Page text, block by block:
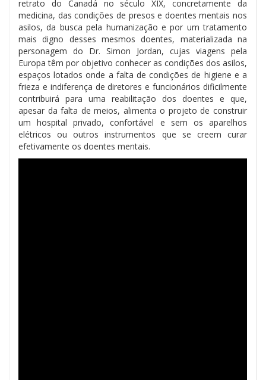
retrato do Canadá no século XIX, concretamente da
medicina, das condições de presos e doentes mentais nos
asilos, da busca pela humanização e por um tratamento
mais digno desses mesmos doentes, materializada na
personagem do Dr. Simon Jordan, cujas viagens pela
Europa têm por objetivo conhecer as condições dos asilos,
espaços lotados onde a falta de condições de higiene e a
frieza e indiferença de diretores e funcionários dificilmente
contribuirá para uma reabilitação dos doentes e que,
apesar da falta de meios, alimenta o projeto de construir
um hospital privado, confortável e sem os aparelhos
elétricos ou outros instrumentos que se creem curar
efetivamente os doentes mentais.